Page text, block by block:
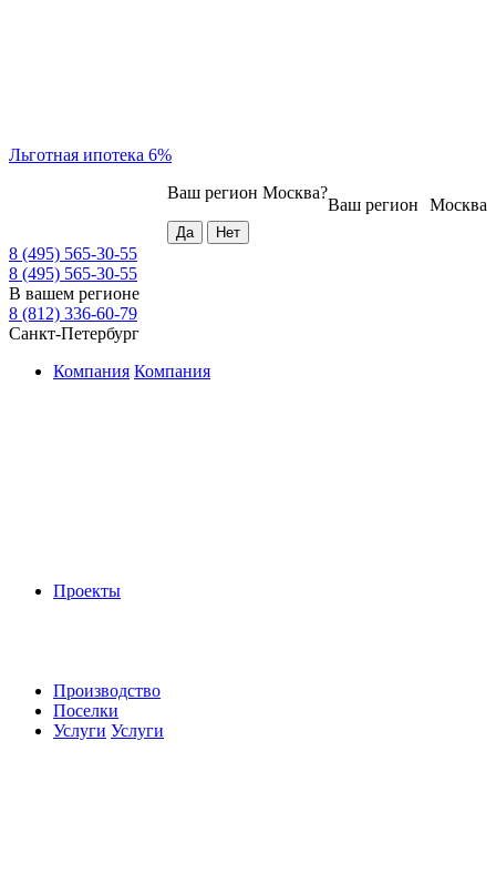
Льготная ипотека 6%
Москва
Ваш регион
Ваш регион Москва?
8 (495) 565-30-55
8 (495) 565-30-55
В вашем регионе
8 (812) 336-60-79
Санкт-Петербург
Компания Компания
Проекты
Производство
Поселки
Услуги Услуги